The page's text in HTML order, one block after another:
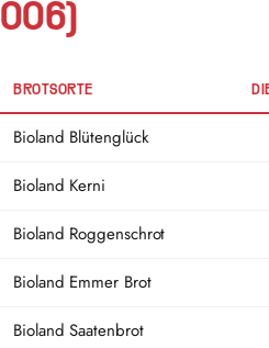
006)
Backtage der Bioland-Brote der
BROTSORTE
Bioland Blütenglück
Bioland Kerni
Bioland Roggenschrot
Bioland Emmer Brot
Bioland Saatenbrot